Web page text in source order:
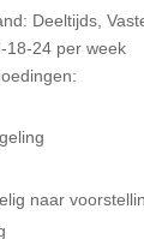
Deeltijds,
18-24 per week
naar